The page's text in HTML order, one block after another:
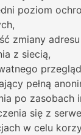
poziom
zmiany
z siecią,
pełną
po zasobach
się z
w celu